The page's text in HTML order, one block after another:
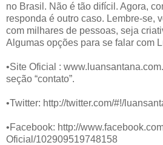
no Brasil. Não é tão difícil. Agora,
responda é outro caso. Lembre-se,
com milhares de pessoas, seja
Algumas opções para se falar com
•Site Oficial :
seção “contato”.
•Twitter: http://twitter.com/#!/
•Facebook: http://
Oficial/102909519748158